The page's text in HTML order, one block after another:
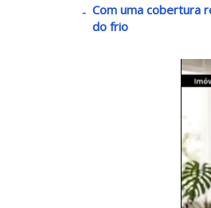
Com uma cobertura
do frio